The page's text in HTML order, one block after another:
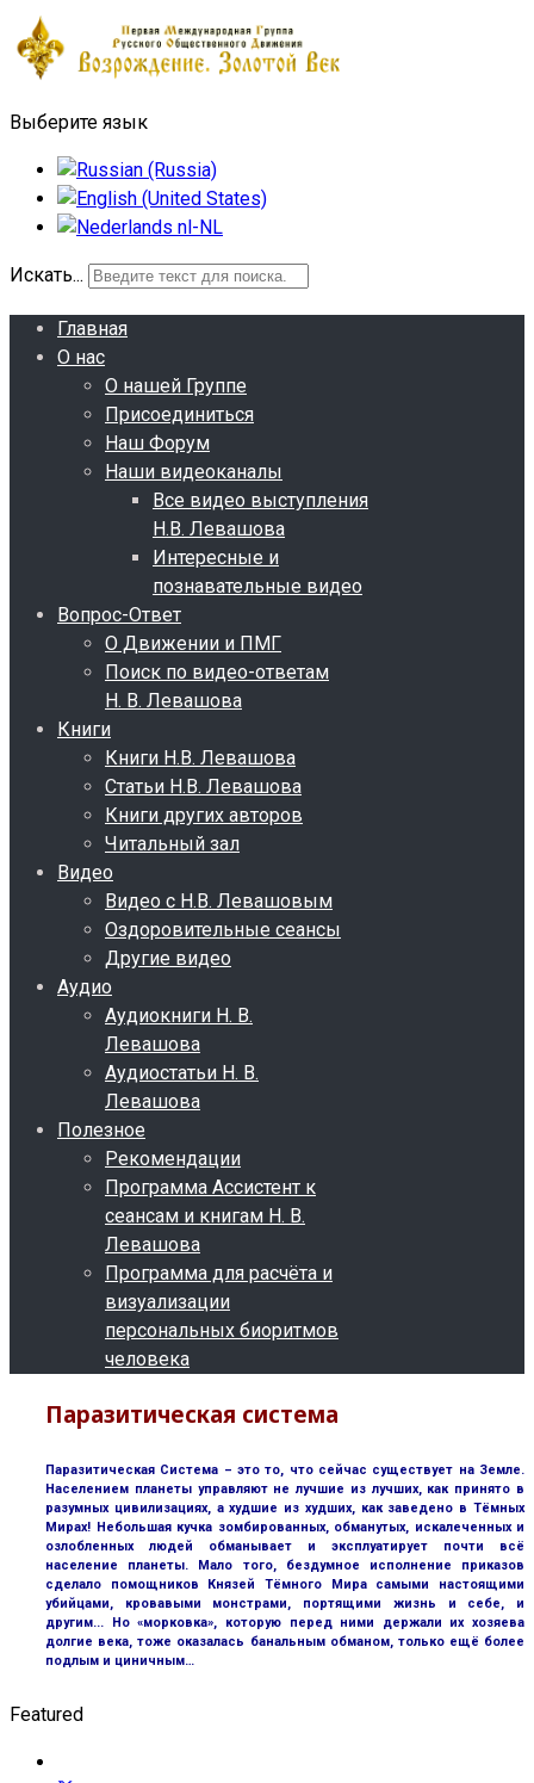
Выберите язык
Искать...
Главная
О нас
О нашей Группе
Присоединиться
Наш Форум
Наши видеоканалы
Все видео выступления
Н.В. Левашова
Интересные и
познавательные видео
Вопрос-Ответ
О Движении и ПМГ
Поиск по видео-ответам
Н. В. Левашова
Книги
Книги Н.В. Левашова
Статьи Н.В. Левашова
Книги других авторов
Читальный зал
Видео
Видео с Н.В. Левашовым
Оздоровительные сеансы
Другие видео
Аудио
Аудиокниги Н. В.
Левашова
Аудиостатьи Н. В.
Левашова
Полезное
Рекомендации
Программа Ассистент к
сеансам и книгам Н. В.
Левашова
Программа для расчёта и
визуализации
персональных биоритмов
человека
Паразитическая система
Паразитическая Система – это то, что сейчас существует на Земле.
Населением планеты управляют не лучшие из лучших, как принято в
разумных цивилизациях, а худшие из худших, как заведено в Тёмных
Мирах! Небольшая кучка зомбированных, обманутых, искалеченных и
озлобленных людей обманывает и эксплуатирует почти всё
население планеты. Мало того, бездумное исполнение приказов
сделало помощников Князей Тёмного Мира самыми настоящими
убийцами, кровавыми монстрами, портящими жизнь и себе, и
другим... Но «морковка», которую перед ними держали их хозяева
долгие века, тоже оказалась банальным обманом, только ещё более
подлым и циничным…
Featured